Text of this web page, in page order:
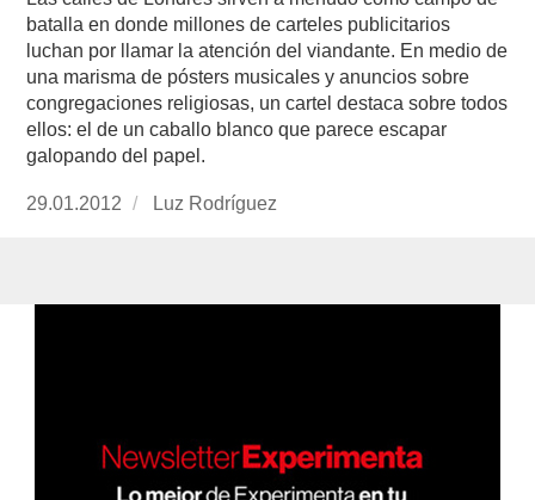
batalla en donde millones de carteles publicitarios
luchan por llamar la atención del viandante. En medio de
una marisma de pósters musicales y anuncios sobre
congregaciones religiosas, un cartel destaca sobre todos
ellos: el de un caballo blanco que parece escapar
galopando del papel.
Publicado
29.01.2012 https://www.experimenta.es/author/
Luz Rodríguez